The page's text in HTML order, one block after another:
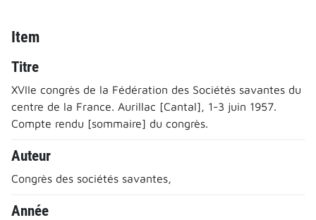
Item
Titre
XVIIe congrès de la Fédération des Sociétés savantes du
centre de la France. Aurillac [Cantal], 1-3 juin 1957.
Compte rendu [sommaire] du congrès.
Auteur
Congrès des sociétés savantes,
Année